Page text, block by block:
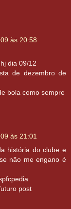
às 20:58
dia 09/12
de dezembro de
bola como sempre
às 21:01
história do clube e
não me engano é
post